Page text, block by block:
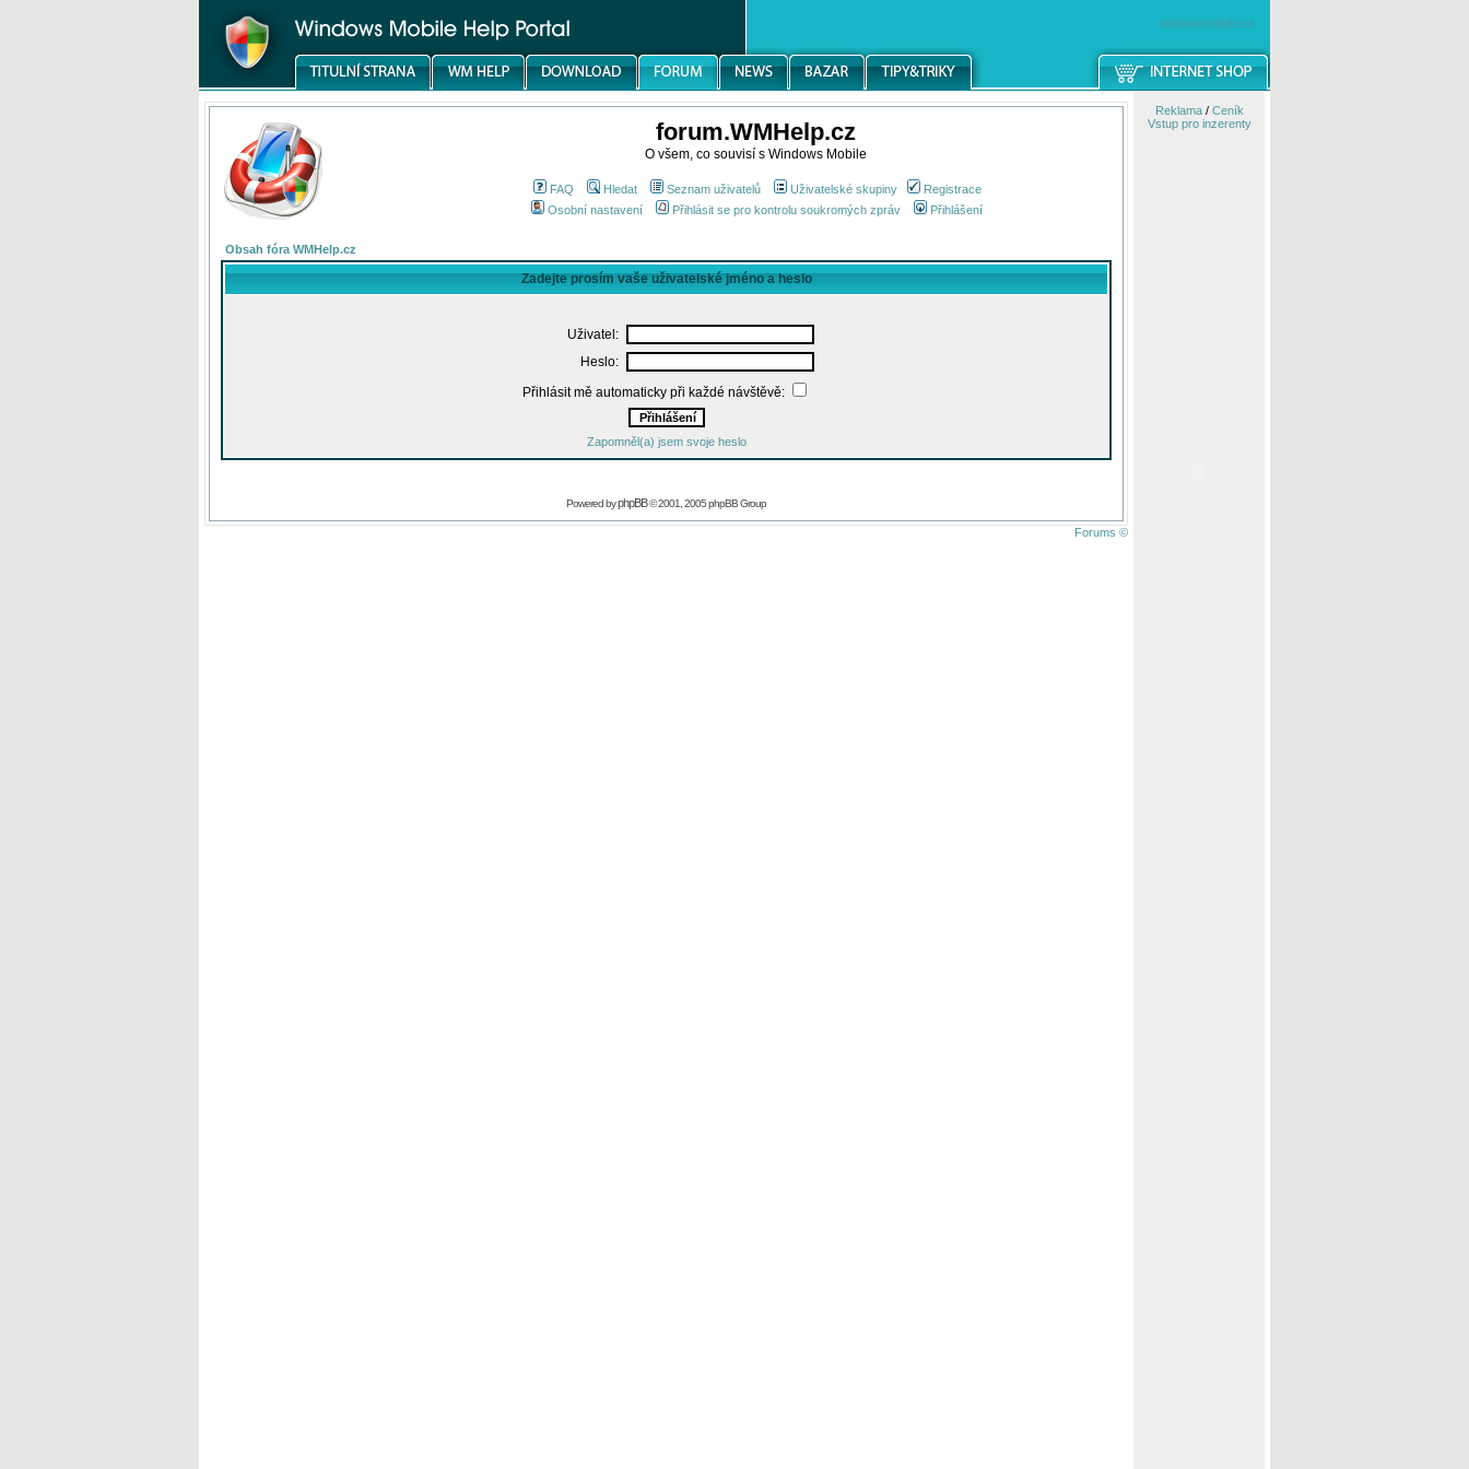
windowsmobile.cz
forum.WMHelp.cz
O všem, co souvisí s Windows Mobile
FAQ Hledat Seznam uživatelů Uživatelské skupiny
Registrace
Osobní nastavení
Přihlásit se pro kontrolu soukromých zpráv Přihlášení
Obsah fóra WMHelp.cz
Zadejte prosím vaše uživatelské jméno a heslo
Uživatel:
Heslo:
Přihlásit mě automaticky při každé návštěvě:
Zapomněl(a) jsem svoje heslo
Powered byphpBB© 2001, 2005 phpBB Group
Forums ©
Reklama/ Ceník
Vstup pro inzerenty